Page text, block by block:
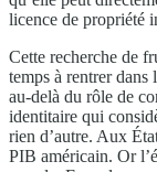
licence de propriété
Cette recherche de
temps à rentrer dans
au-delà du rôle de
identitaire qui
rien d’autre. Aux
PIB américain. Or